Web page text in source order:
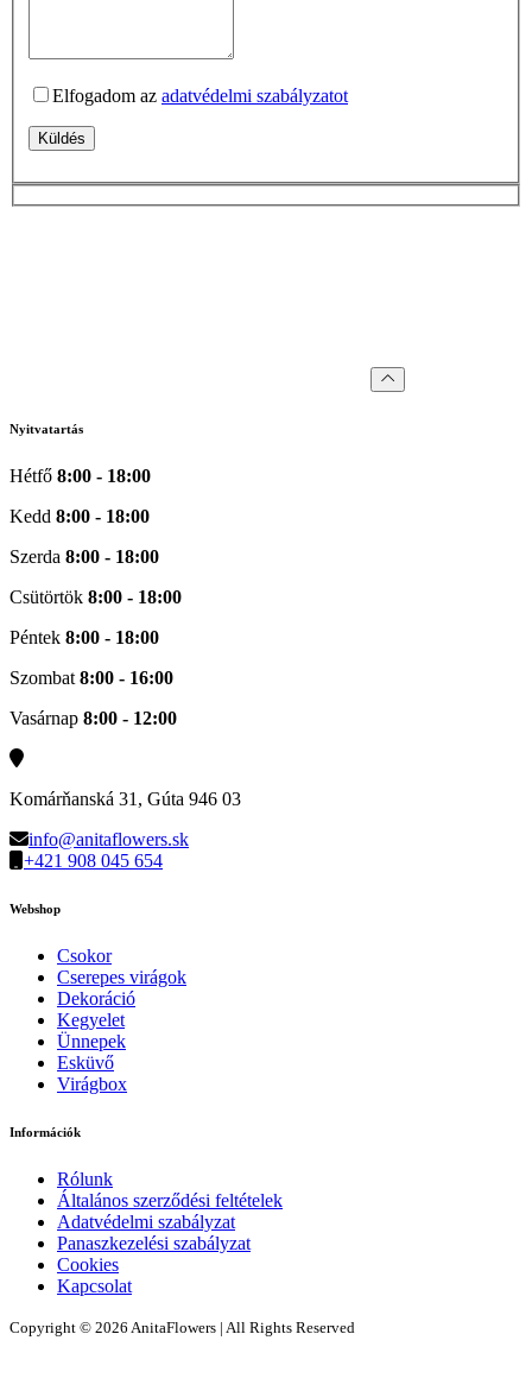
Elfogadom az adatvédelmi szabályzatot
Küldés
Nyitvatartás
Hétfő 8:00 - 18:00
Kedd 8:00 - 18:00
Szerda 8:00 - 18:00
Csütörtök 8:00 - 18:00
Péntek 8:00 - 18:00
Szombat 8:00 - 16:00
Vasárnap 8:00 - 12:00
Komárňanská 31, Gúta 946 03
info@anitaflowers.sk
+421 908 045 654
Webshop
Csokor
Cserepes virágok
Dekoráció
Kegyelet
Ünnepek
Esküvő
Virágbox
Információk
Rólunk
Általános szerződési feltételek
Adatvédelmi szabályzat
Panaszkezelési szabályzat
Cookies
Kapcsolat
Copyright © 2026 AnitaFlowers | All Rights Reserved